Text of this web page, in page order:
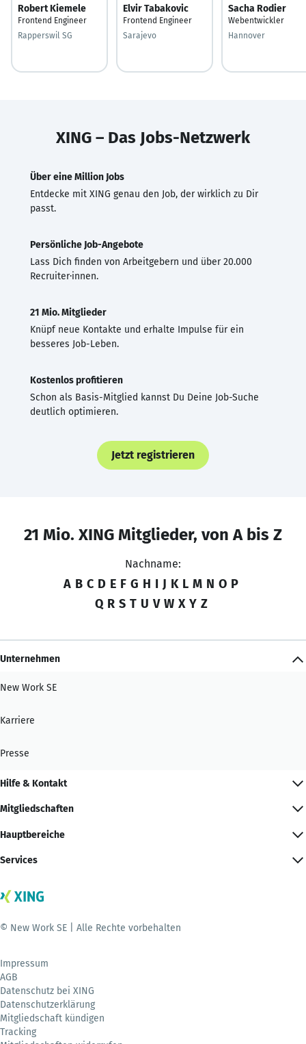
Robert Kiemele
Frontend Engineer
Rapperswil SG
Elvir Tabakovic
Frontend Engineer
Sarajevo
Sacha Rodier
Webentwickler
Hannover
XING – Das Jobs-Netzwerk
Über eine Million Jobs
Entdecke mit XING genau den Job, der wirklich zu Dir
passt.
Persönliche Job-Angebote
Lass Dich finden von Arbeitgebern und über 20.000
Recruiter·innen.
21 Mio. Mitglieder
Knüpf neue Kontakte und erhalte Impulse für ein
besseres Job-Leben.
Kostenlos profitieren
Schon als Basis-Mitglied kannst Du Deine Job-Suche
deutlich optimieren.
Jetzt registrieren
21 Mio. XING Mitglieder, von A bis Z
Nachname:
A B C D E F G H I J K L M N O P
Q R S T U V W X Y Z
Unternehmen
New Work SE
Karriere
Presse
Hilfe & Kontakt
Mitgliedschaften
Hauptbereiche
Services
© New Work SE | Alle Rechte vorbehalten
Impressum
AGB
Datenschutz bei XING
Datenschutzerklärung
Mitgliedschaft kündigen
Tracking